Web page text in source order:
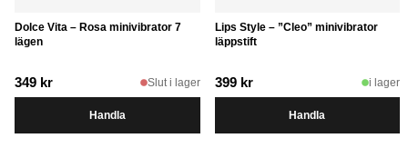
Dolce Vita – Rosa minivibrator 7
lägen
349 kr Slut i lager
Handla
Lips Style – ”Cleo” minivibrator
läppstift
399 kr i lager
Handla